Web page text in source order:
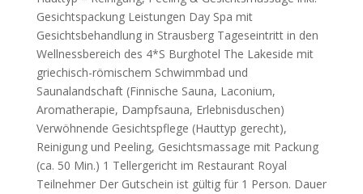
Gesichtspackung Leistungen Day Spa mit
Gesichtsbehandlung in Strausberg Tageseintritt in den
Wellnessbereich des 4*S Burghotel The Lakeside mit
griechisch-römischem Schwimmbad und
Saunalandschaft (Finnische Sauna, Laconium,
Aromatherapie, Dampfsauna, Erlebnisduschen)
Verwöhnende Gesichtspflege (Hauttyp gerecht),
Reinigung und Peeling, Gesichtsmassage mit Packung
(ca. 50 Min.) 1 Tellergericht im Restaurant Royal
Teilnehmer Der Gutschein ist gültig für 1 Person. Dauer